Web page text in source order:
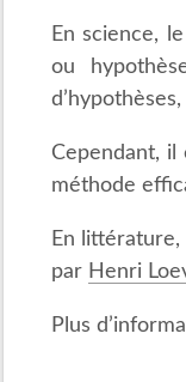
En science,
ou
Cependant,
méthode
En
par Henri
Plus